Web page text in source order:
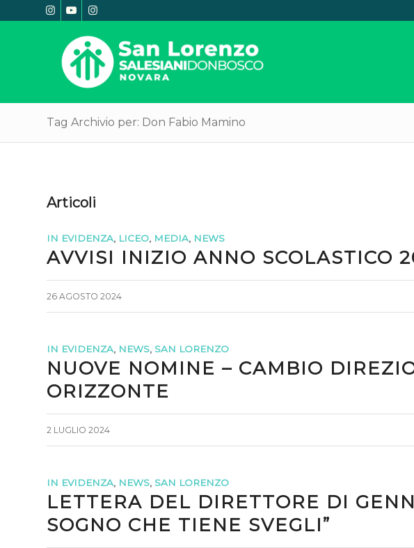
Tag Archivio per: Don Fabio Mamino
Articoli
IN EVIDENZA, LICEO, MEDIA, NEWS
AVVISI INIZIO ANNO SCOLASTICO
26 AGOSTO 2024
IN EVIDENZA, NEWS, SAN LORENZO
NUOVE NOMINE – CAMBIO
ORIZZONTE
2 LUGLIO 2024
IN EVIDENZA, NEWS, SAN LORENZO
LETTERA DEL DIRETTORE DI
SOGNO CHE TIENE SVEGLI”